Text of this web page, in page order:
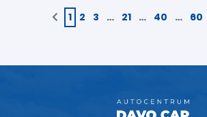
1 2 3 … 21 … 40 … 60